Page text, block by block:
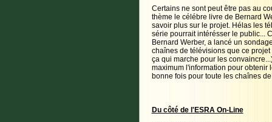
Certains ne sont peut être pas au
thème le célébre livre de Bernard
savoir plus sur le projet. Hélas les
série pourrait intérésser le public...
Bernard Werber, a lancé un
chaînes de télévisions que ce
ça qui marche pour les
maximum l'information pour obtenir
bonne fois pour toute les chaînes de
Du côté de l'ESRA On-Line